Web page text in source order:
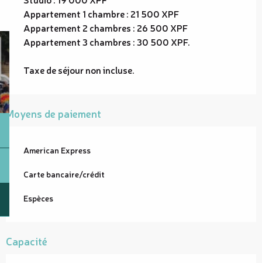
Appartement 1 chambre : 21 500 XPF
Appartement 2 chambres : 26 500 XPF
Appartement 3 chambres : 30 500 XPF.
Taxe de séjour non incluse.
Moyens de paiement
American Express
Carte bancaire/crédit
Espèces
Capacité